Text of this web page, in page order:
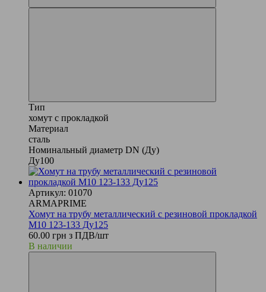
Тип
хомут с прокладкой
Материал
сталь
Номинальный диаметр DN (Ду)
Ду100
Артикул: 01070
ARMAPRIME
Хомут на трубу металлический с резиновой прокладкой
М10 123-133 Ду125
60.00 грн з ПДВ/шт
В наличии